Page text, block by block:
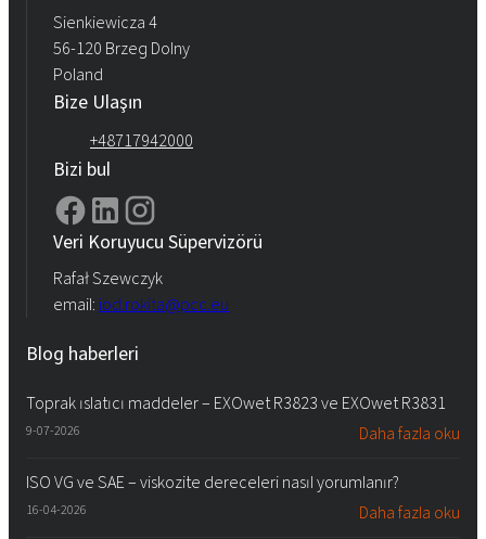
Sienkiewicza 4
56-120 Brzeg Dolny
Poland
Bize Ulaşın
+48717942000
Bizi bul
Veri Koruyucu Süpervizörü
Rafał Szewczyk
email: iod.rokita@pcc.eu
Blog haberleri
Toprak ıslatıcı maddeler – EXOwet R3823 ve EXOwet R3831
9-07-2026 Daha fazla oku
ISO VG ve SAE – viskozite dereceleri nasıl yorumlanır?
16-04-2026 Daha fazla oku